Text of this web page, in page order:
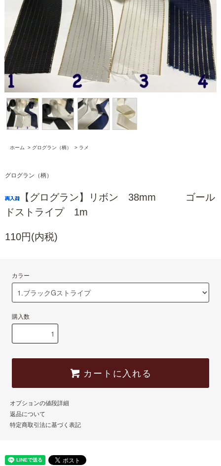
ホーム > グログラン（柄） > ラメ
グログラン（柄）
【グログラン】リボン 38mm ゴール
ドストライプ 1m
110円(内税)
カラー
購入数
カートに入れる
オプションの値段詳細
返品について
特定商取引法に基づく表記